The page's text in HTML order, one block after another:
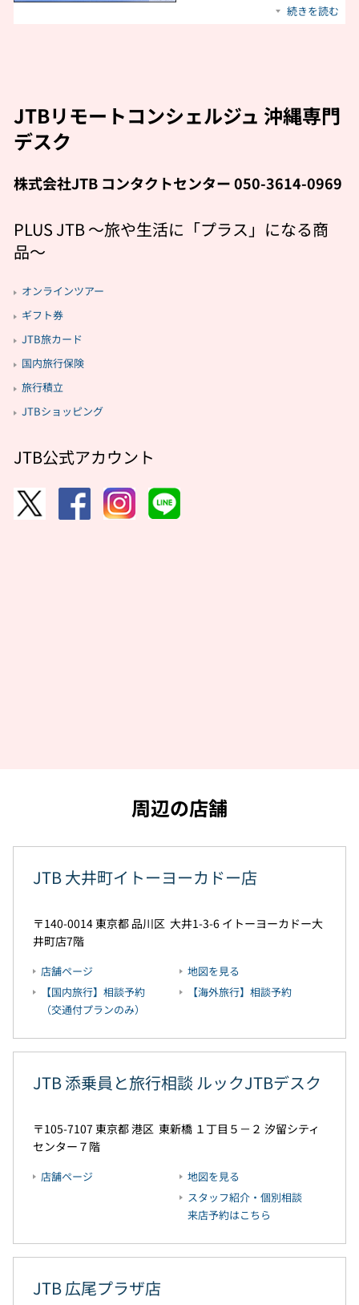
続きを読む
JTBリモートコンシェルジュ 沖縄専門
デスク
株式会社JTB コンタクトセンター 050-3614-0969
PLUS JTB 〜旅や生活に「プラス」になる商
品〜
オンラインツアー
ギフト券
JTB旅カード
国内旅行保険
旅行積立
JTBショッピング
JTB公式アカウント
周辺の店舗
JTB 大井町イトーヨーカドー店
140-0014 東京都 品川区 大井1-3-6 イトーヨーカドー大
井町店7階
店舗ページ
【国内旅行】相談予約
（交通付プランのみ）
地図を見る
【海外旅行】相談予約
JTB 添乗員と旅行相談 ルックJTBデスク
105-7107 東京都港区 東新橋 １丁目５－２ 汐留シティ
センター７階
店舗ページ
地図を見る
スタッフ紹介・個別相談
来店予約はこちら
JTB 広尾プラザ店